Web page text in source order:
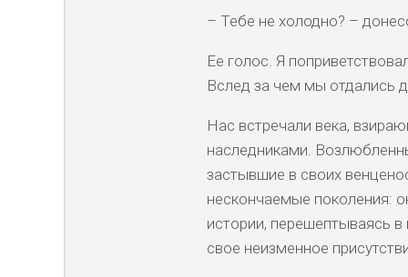
– Тебе не холодно? –
Ее голос. Я
Вслед за чем мы отдались
Нас встречали века,
наследниками.
застывшие в своих
нескончаемые поколения:
истории, перешептываясь
свое неизменное